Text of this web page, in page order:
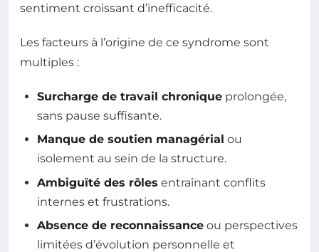
sentiment croissant d’inefficacité.
Les facteurs à l’origine de ce syndrome sont
multiples :
Surcharge de travail chronique prolongée,
sans pause suffisante.
Manque de soutien managérial ou
isolement au sein de la structure.
Ambiguïté des rôles entraînant conflits
internes et frustrations.
Absence de reconnaissance ou perspectives
limitées d’évolution personnelle et